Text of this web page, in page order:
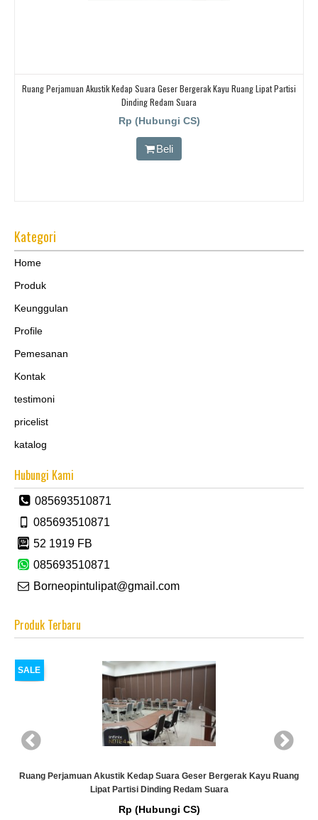
Ruang Perjamuan Akustik Kedap Suara Geser Bergerak Kayu Ruang Lipat Partisi
Dinding Redam Suara
Rp (Hubungi CS)
Beli
Kategori
Home
Produk
Keunggulan
Profile
Pemesanan
Kontak
testimoni
pricelist
katalog
Hubungi Kami
085693510871
085693510871
52 1919 FB
085693510871
Borneopintulipat@gmail.com
Produk Terbaru
Kayu Ruang
SALE
KAMI AHLINYA…! Partsi Penyekat Ruangan